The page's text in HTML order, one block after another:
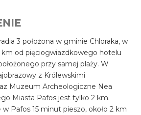
3 położona w gminie Chloraka, w
km od pięciogwiazdkowego hotelu
przy samej plaży. W
z Królewskimi
Muzeum Archeologiczne Nea
Miasta Pafos jest tylko 2 km.
w Pafos 15 minut pieszo, około 2 km